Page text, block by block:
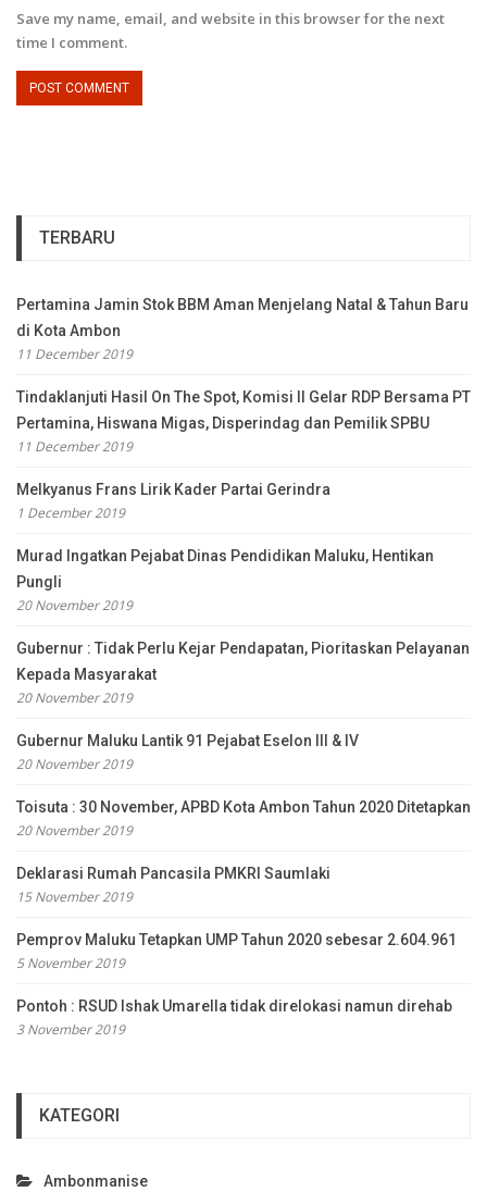
Save my name, email, and website in this browser for the next
time I comment.
TERBARU
Pertamina Jamin Stok BBM Aman Menjelang Natal & Tahun Baru
di Kota Ambon
11 December 2019
Tindaklanjuti Hasil On The Spot, Komisi II Gelar RDP Bersama PT
Pertamina, Hiswana Migas, Disperindag dan Pemilik SPBU
11 December 2019
Melkyanus Frans Lirik Kader Partai Gerindra
1 December 2019
Murad Ingatkan Pejabat Dinas Pendidikan Maluku, Hentikan
Pungli
20 November 2019
Gubernur : Tidak Perlu Kejar Pendapatan, Pioritaskan Pelayanan
Kepada Masyarakat
20 November 2019
Gubernur Maluku Lantik 91 Pejabat Eselon III & IV
20 November 2019
Toisuta : 30 November, APBD Kota Ambon Tahun 2020 Ditetapkan
20 November 2019
Deklarasi Rumah Pancasila PMKRI Saumlaki
15 November 2019
Pemprov Maluku Tetapkan UMP Tahun 2020 sebesar 2.604.961
5 November 2019
Pontoh : RSUD Ishak Umarella tidak direlokasi namun direhab
3 November 2019
KATEGORI
Ambonmanise